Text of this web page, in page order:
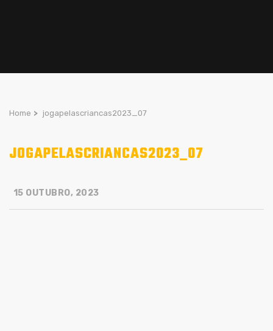
Home > jogapelascriancas2023_07
JOGAPELASCRIANCAS2023_07
15 OUTUBRO, 2023